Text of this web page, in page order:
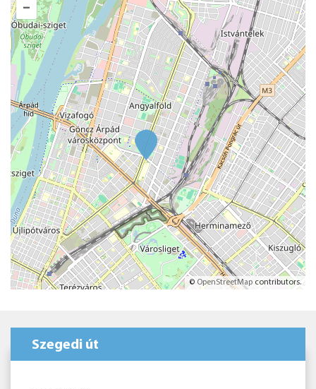
–
© OpenStreetMap contributors.
Szegedi út